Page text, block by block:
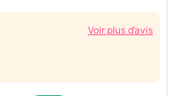
Voir plus d’avis